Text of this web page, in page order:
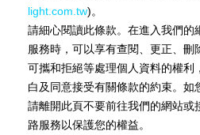
light.com.tw)。
請細心閱讀此條款。在進入我們的
服務時，可以享有查閱、更正、刪
可攜和拒絕等處理個人資料的權利
白及同意接受有關條款的約束。如
請離開此頁不要前往我們的網站或
路服務以保護您的權益。